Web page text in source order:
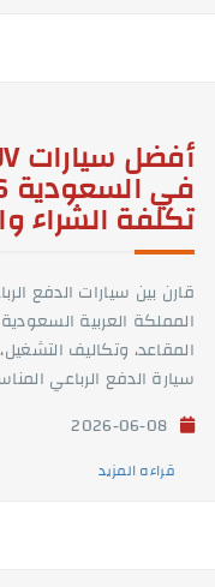
تكلفة الشراء
قارن بين سيارات الدفع
المملكة العربية
المقاعد، وتكاليف
سيارة الدفع الرباعي
قراءه المزيد